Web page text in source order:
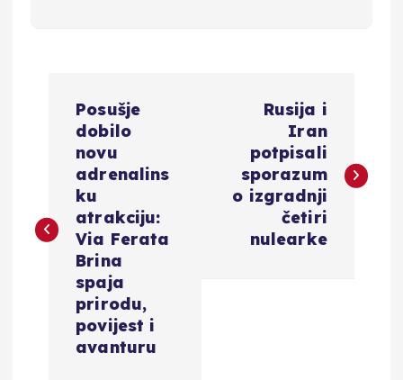
i
Posušje
dobilo
novu
adrenalins
ku
atrakciju:
Via Ferata
Brina
spaja
prirodu,
povijest i
avanturu
Rusija i
Iran
potpisali
sporazum
o izgradnji
četiri
nulearke